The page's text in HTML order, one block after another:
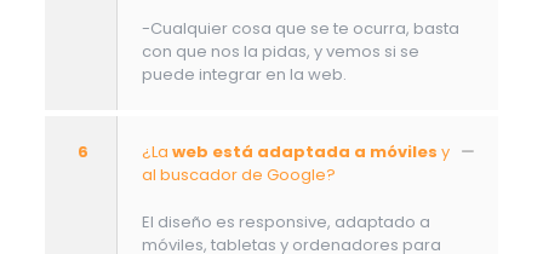
-Cualquier cosa que se te ocurra, basta
con que nos la pidas, y vemos si se
puede integrar en la web.
6 ¿La web está adaptada a móviles y
al buscador de Google?
El diseño es responsive, adaptado a
móviles, tabletas y ordenadores para